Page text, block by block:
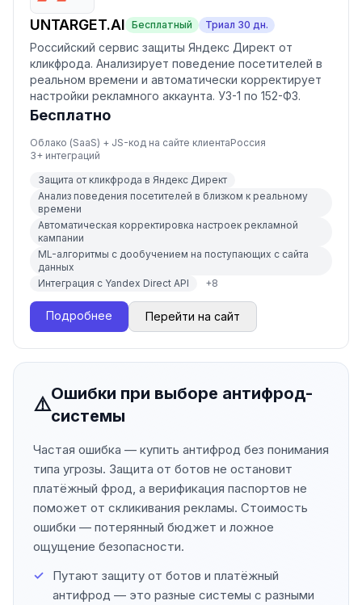
UNTARGET.AI Бесплатный Триал 30 дн.
Российский сервис защиты Яндекс Директ от
кликфрода. Анализирует поведение посетителей в
реальном времени и автоматически корректирует
настройки рекламного аккаунта. УЗ-1 по 152-ФЗ.
Бесплатно
Облако (SaaS) + JS-код на сайте клиентаРоссия
3+ интеграций
Защита от кликфрода в Яндекс Директ
Анализ поведения посетителей в близком к реальному
времени
Автоматическая корректировка настроек рекламной
кампании
ML-алгоритмы с дообучением на поступающих с сайта
данных
Интеграция с Yandex Direct API
+8
Подробнее Перейти на сайт
⚠️Ошибки при выборе антифрод-
системы
Частая ошибка — купить антифрод без понимания
типа угрозы. Защита от ботов не остановит
платёжный фрод, а верификация паспортов не
поможет от скликивания рекламы. Стоимость
ошибки — потерянный бюджет и ложное
ощущение безопасности.
Путают защиту от ботов и платёжный
антифрод — это разные системы с разными